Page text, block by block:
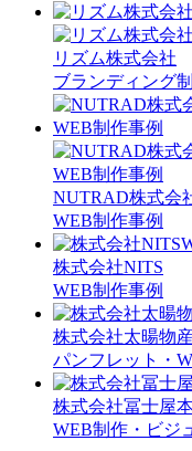
リズム株式会社
ブランディング
NUTRAD株式会
WEB制作事例
株式会社NITS
WEB制作事例
株式会社太暘物
パンフレット・
株式会社冨士屋
WEB制作・ビジ